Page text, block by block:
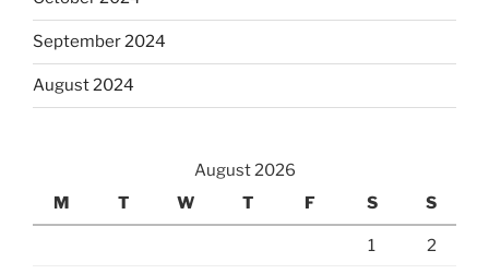
September 2024
August 2024
August 2026
M
T W T F S S
1 2